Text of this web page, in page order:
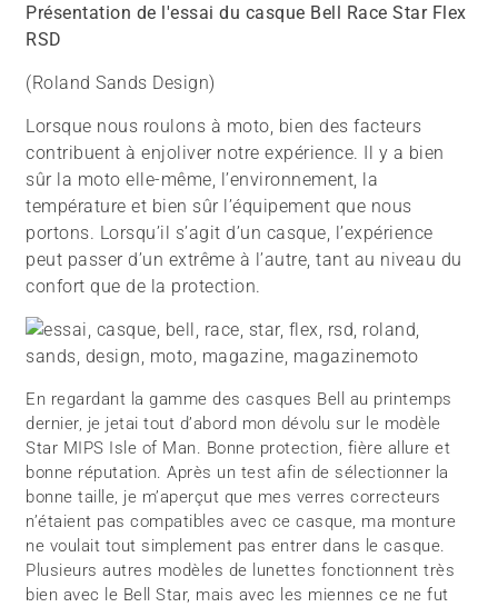
Présentation de l'essai du casque Bell Race Star Flex
RSD
(Roland Sands Design)
Lorsque nous roulons à moto, bien des facteurs
contribuent à enjoliver notre expérience. Il y a bien
sûr la moto elle-même, l’environnement, la
température et bien sûr l’équipement que nous
portons. Lorsqu’il s’agit d’un casque, l’expérience
peut passer d’un extrême à l’autre, tant au niveau du
confort que de la protection.
En regardant la gamme des casques Bell au printemps
dernier, je jetai tout d’abord mon dévolu sur le modèle
Star MIPS Isle of Man. Bonne protection, fière allure et
bonne réputation. Après un test afin de sélectionner la
bonne taille, je m’aperçut que mes verres correcteurs
n’étaient pas compatibles avec ce casque, ma monture
ne voulait tout simplement pas entrer dans le casque.
Plusieurs autres modèles de lunettes fonctionnent très
bien avec le Bell Star, mais avec les miennes ce ne fut